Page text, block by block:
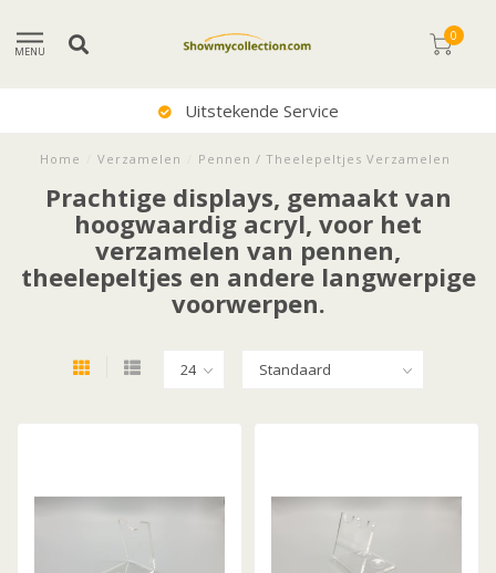
MENU
0
Uitstekende Service
Home Verzamelen Pennen / Theelepeltjes Verzamelen
Prachtige displays, gemaakt van
hoogwaardig acryl, voor het
verzamelen van pennen,
theelepeltjes en andere langwerpige
voorwerpen.